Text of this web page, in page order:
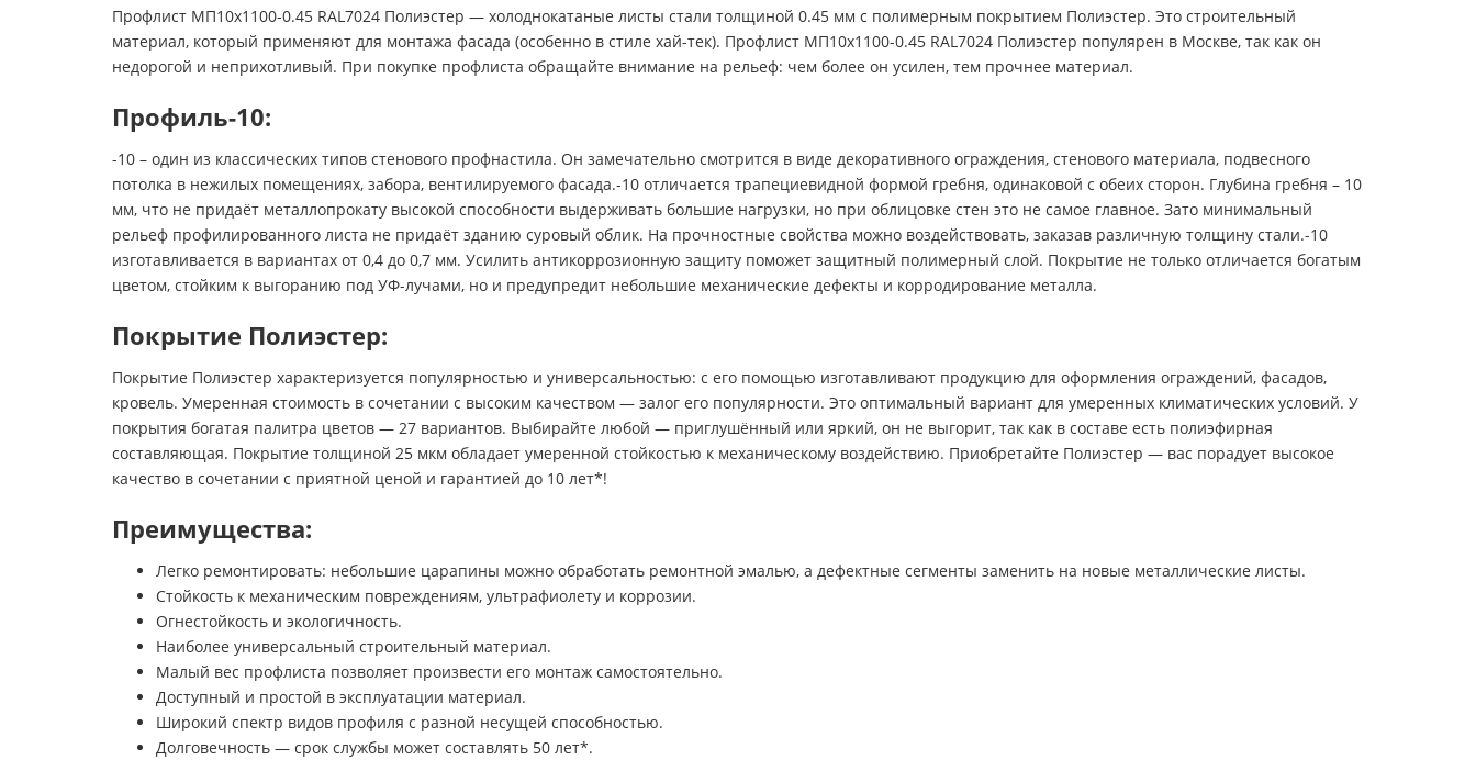
Профлист МП10х1100-0.45 RAL7024 Полиэстер — холоднокатаные листы стали толщиной 0.45 мм с полимерным покрытием Полиэстер. Это строительный
материал, который применяют для монтажа фасада (особенно в стиле хай-тек). Профлист МП10х1100-0.45 RAL7024 Полиэстер популярен в Москве, так как он
недорогой и неприхотливый. При покупке профлиста обращайте внимание на рельеф: чем более он усилен, тем прочнее материал.
Профиль-10:
-10 – один из классических типов стенового профнастила. Он замечательно смотрится в виде декоративного ограждения, стенового материала, подвесного
потолка в нежилых помещениях, забора, вентилируемого фасада.-10 отличается трапециевидной формой гребня, одинаковой с обеих сторон. Глубина гребня – 10
мм, что не придаёт металлопрокату высокой способности выдерживать большие нагрузки, но при облицовке стен это не самое главное. Зато минимальный
рельеф профилированного листа не придаёт зданию суровый облик. На прочностные свойства можно воздействовать, заказав различную толщину стали.-10
изготавливается в вариантах от 0,4 до 0,7 мм. Усилить антикоррозионную защиту поможет защитный полимерный слой. Покрытие не только отличается богатым
цветом, стойким к выгоранию под УФ-лучами, но и предупредит небольшие механические дефекты и корродирование металла.
Покрытие Полиэстер:
Покрытие Полиэстер характеризуется популярностью и универсальностью: с его помощью изготавливают продукцию для оформления ограждений, фасадов,
кровель. Умеренная стоимость в сочетании с высоким качеством — залог его популярности. Это оптимальный вариант для умеренных климатических условий. У
покрытия богатая палитра цветов — 27 вариантов. Выбирайте любой — приглушённый или яркий, он не выгорит, так как в составе есть полиэфирная
составляющая. Покрытие толщиной 25 мкм обладает умеренной стойкостью к механическому воздействию. Приобретайте Полиэстер — вас порадует высокое
качество в сочетании с приятной ценой и гарантией до 10 лет*!
Преимущества:
Легко ремонтировать: небольшие царапины можно обработать ремонтной эмалью, а дефектные сегменты заменить на новые металлические листы.
Стойкость к механическим повреждениям, ультрафиолету и коррозии.
Огнестойкость и экологичность.
Наиболее универсальный строительный материал.
Малый вес профлиста позволяет произвести его монтаж самостоятельно.
Доступный и простой в эксплуатации материал.
Широкий спектр видов профиля с разной несущей способностью.
Долговечность — срок службы может составлять 50 лет*.